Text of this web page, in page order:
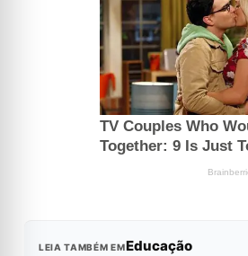
LEIA TAMBÉM EMEducação